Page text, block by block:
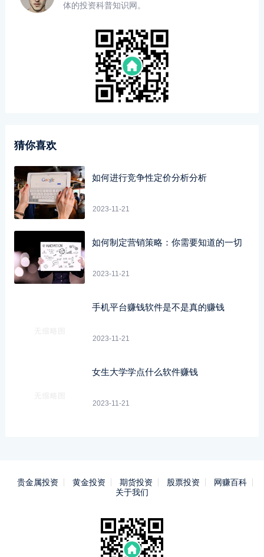
体的投资科普知识网。
猜你喜欢
如何进行竞争性定价分析分析
2023-11-21
如何制定营销策略：你需要知道的一切
2023-11-21
手机平台赚钱软件是不是真的赚钱
2023-11-21
女生大学学点什么软件赚钱
2023-11-21
贵金属投资 黄金投资 期货投资 股票投资
网赚百科
关于我们